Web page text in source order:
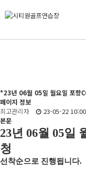
*23년 06월 05일 월요일 포항
페이지 정보
최고관리자
23-05-22 10:00
본문
23년 06월 05일
청
선착순으로 진행됩니다.